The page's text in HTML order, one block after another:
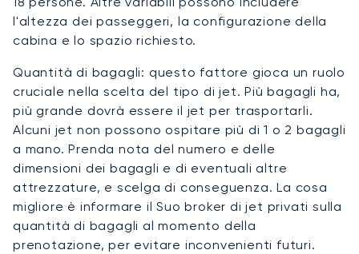
l'altezza dei passeggeri, la configurazione della
cabina e lo spazio richiesto.
Quantità di bagagli: questo fattore gioca un ruolo
cruciale nella scelta del tipo di jet. Più bagagli ha,
più grande dovrà essere il jet per trasportarli.
Alcuni jet non possono ospitare più di 1 o 2 bagagli
a mano. Prenda nota del numero e delle
dimensioni dei bagagli e di eventuali altre
attrezzature, e scelga di conseguenza. La cosa
migliore è informare il Suo broker di jet privati sulla
quantità di bagagli al momento della
prenotazione, per evitare inconvenienti futuri.